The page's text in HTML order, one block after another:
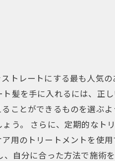
トレートにする最も人気
髪を手に入れるには、正
ことができるものを選ぶ
う。 さらに、定期的なト
用のトリートメントを使
自分に合った方法で施術